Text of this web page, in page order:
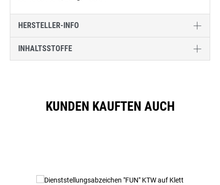
HERSTELLER-INFO
INHALTSSTOFFE
KUNDEN KAUFTEN AUCH